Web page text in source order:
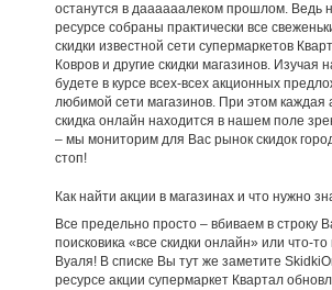
останутся в даааааалеком прошлом. Ведь
ресурсе собраны практически все
скидки известной сети супермаркетов
Ковров и другие скидки магазинов. Изучая
будете в курсе всех-всех акционных
любимой сети магазинов. При этом каждая
скидка онлайн находится в нашем поле
– мы мониторим для Вас рынок скидок
стоп!
Как найти акции в магазинах и что нужно
Все предельно просто – вбиваем в строку
поисковика «все скидки онлайн» или что-
Вуаля! В списке Вы тут же заметите
ресурсе акции супермаркет Квартал